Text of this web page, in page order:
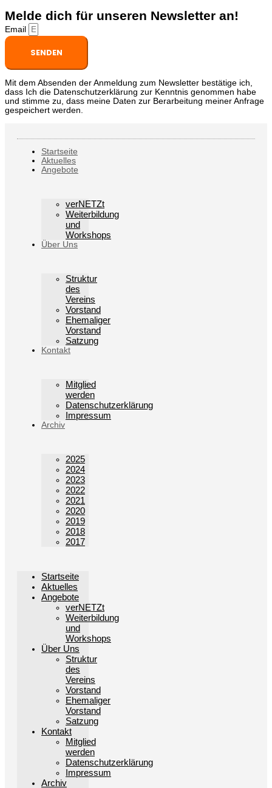
Melde dich für unseren Newsletter an!
Email
SENDEN
Mit dem Absenden der Anmeldung zum Newsletter bestätige ich,
dass Ich die Datenschutzerklärung zur Kenntnis genommen habe
und stimme zu, dass meine Daten zur Berarbeitung meiner Anfrage
gespeichert werden.
Startseite
Aktuelles
Angebote
verNETZt
Weiterbildung
und
Workshops
Über Uns
Struktur
des
Vereins
Vorstand
Ehemaliger
Vorstand
Satzung
Kontakt
Mitglied
werden
Datenschutzerklärung
Impressum
Archiv
2025
2024
2023
2022
2021
2020
2019
2018
2017
Startseite
Aktuelles
Angebote
verNETZt
Weiterbildung
und
Workshops
Über Uns
Struktur
des
Vereins
Vorstand
Ehemaliger
Vorstand
Satzung
Kontakt
Mitglied
werden
Datenschutzerklärung
Impressum
Archiv